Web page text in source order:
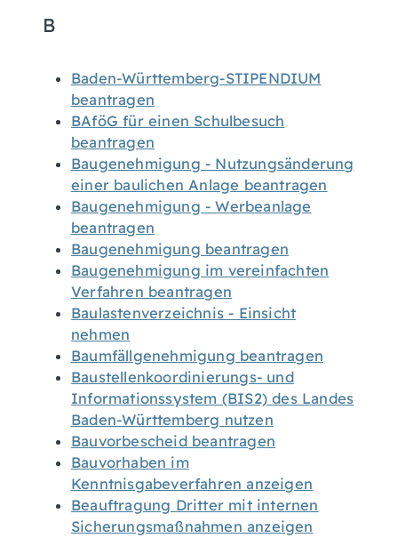
B
Baden-Württemberg-STIPENDIUM
beantragen
BAföG für einen Schulbesuch
beantragen
Baugenehmigung - Nutzungsänderung
einer baulichen Anlage beantragen
Baugenehmigung - Werbeanlage
beantragen
Baugenehmigung beantragen
Baugenehmigung im vereinfachten
Verfahren beantragen
Baulastenverzeichnis - Einsicht
nehmen
Baumfällgenehmigung beantragen
Baustellenkoordinierungs- und
Informationssystem (BIS2) des Landes
Baden-Württemberg nutzen
Bauvorbescheid beantragen
Bauvorhaben im
Kenntnisgabeverfahren anzeigen
Beauftragung Dritter mit internen
Sicherungsmaßnahmen anzeigen